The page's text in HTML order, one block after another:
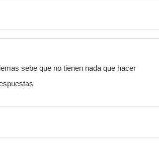
sebe que no tienen nada que hacer